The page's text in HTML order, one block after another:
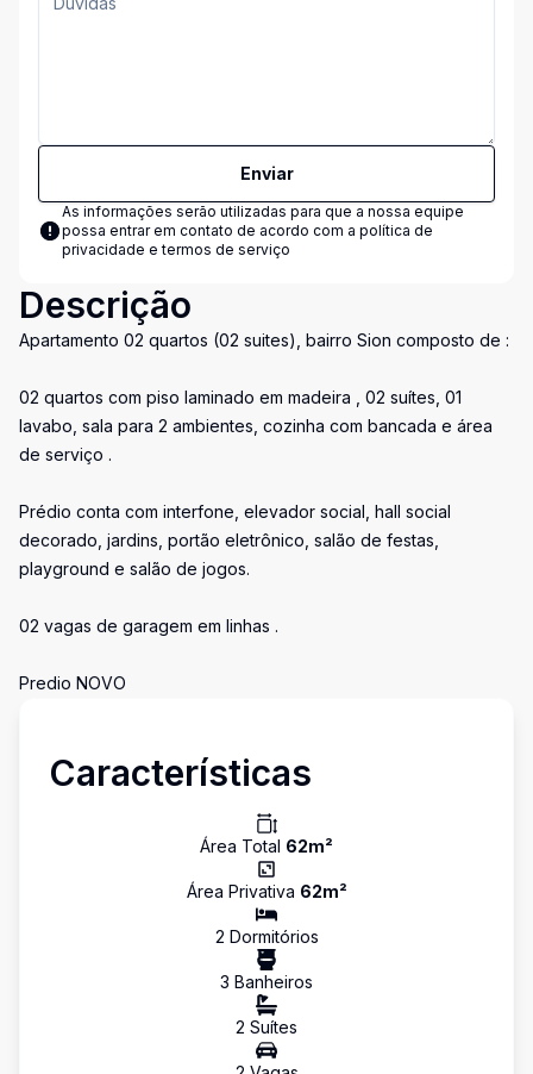
Enviar
As informações serão utilizadas para que a nossa equipe
possa entrar em contato de acordo com a política de
privacidade e termos de serviço
Descrição
Apartamento 02 quartos (02 suites), bairro Sion composto de :
02 quartos com piso laminado em madeira , 02 suítes, 01
lavabo, sala para 2 ambientes, cozinha com bancada e área
de serviço .
Prédio conta com interfone, elevador social, hall social
decorado, jardins, portão eletrônico, salão de festas,
playground e salão de jogos.
02 vagas de garagem em linhas .
Predio NOVO
Características
Área Total 62m²
Área Privativa 62m²
2 Dormitórios
3 Banheiros
2 Suítes